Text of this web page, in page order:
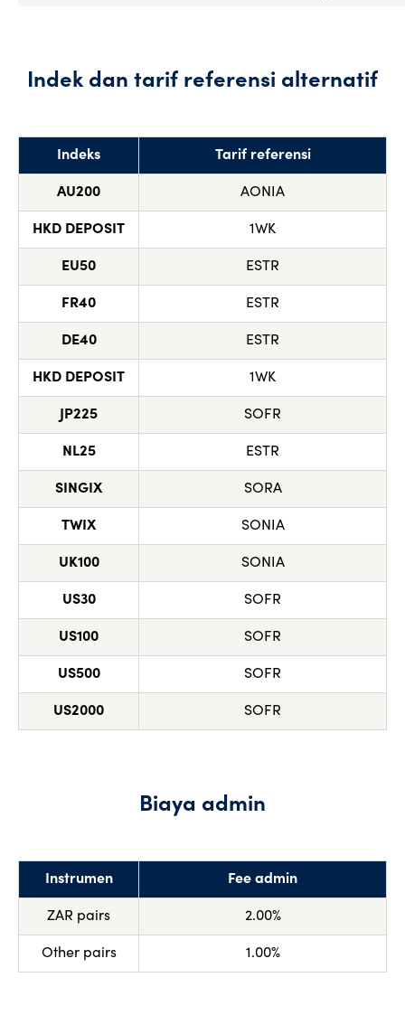
Indek dan tarif referensi alternatif
Indeks Tarif referensi
AU200 AONIA
HKD DEPOSIT 1WK
EU50 ESTR
FR40 ESTR
DE40 ESTR
HKD DEPOSIT 1WK
JP225 SOFR
NL25 ESTR
SINGIX SORA
TWIX SONIA
UK100 SONIA
US30 SOFR
US100 SOFR
US500 SOFR
US2000 SOFR
Biaya admin
Instrumen Fee admin
ZAR pairs 2.00%
Other pairs 1.00%